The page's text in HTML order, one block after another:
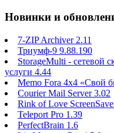
Новинки и
7-ZIP Archiver 2.11
Триумф-9 9.88.190
StorageMulti - сетевой
услуги 4.44
Memo Fora 4x4 «Свой
Courier Mail Server 3.02
Rink of Love
Teleport Pro 1.39
PerfectBrain 1.6